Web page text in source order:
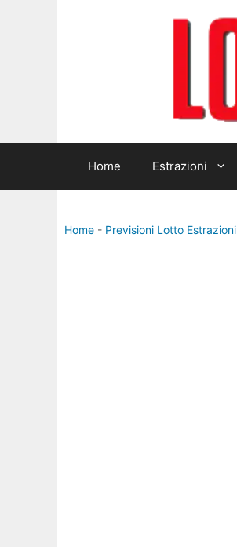
Home Estrazioni
Home - Previsioni Lotto Estrazioni